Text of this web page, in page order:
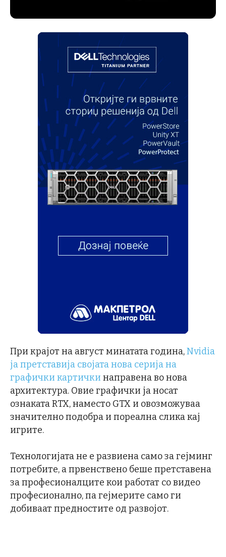
При крајот на август минатата година,Nvidia
ја претставија својата нова серија на
графички картички направена во нова
архитектура. Овие графички ја носат
ознаката RTX, наместо GTX и овозможуваа
значително подобра и пореална слика кај
игрите.
Технологијата не е развиена само за гејминг
потребите, а првенствено беше претставена
за професионалците кои работат со видео
професионално, па гејмерите само ги
добиваат предностите од развојот.